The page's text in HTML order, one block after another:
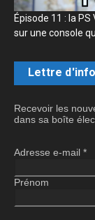
Épisode 11 : la
sur une console
Lettre d'info
Recevoir les
dans sa boîte
Adresse e-mail *
Prénom